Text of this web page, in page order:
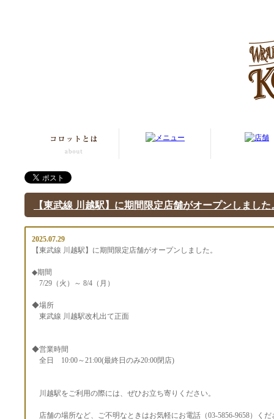
【東武線 川越駅】に期間限定店舗がオープンしました
2025.07.29
【東武線 川越駅】に期間限定店舗がオープンしました。
◆期間
7/29（火）～ 8/4（月）
◆場所
東武線 川越駅改札出て正面
◆営業時間
全日 10:00～21:00(最終日のみ20:00閉店)
川越駅をご利用の際には、ぜひお立ち寄りください。
店舗の場所など、ご不明なときはお気軽にお電話（03-5856-9658）くだ